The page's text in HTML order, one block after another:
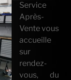
Service
Après-
Vente vous
accueille
sur
rendez-
vous, du